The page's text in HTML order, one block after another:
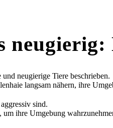
neugierig:
neugierige Tiere beschrieben.
langsam nähern, ihre
sind.
um ihre Umgebung